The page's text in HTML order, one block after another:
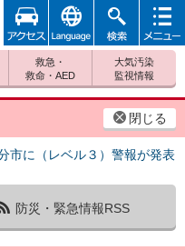
閉じる
市に（レベル３）警報が発表
防災・緊急情報RSS
救急・
救命・AED
大気汚染
監視情報
アクセ
ス
foreign 検索
メニュ